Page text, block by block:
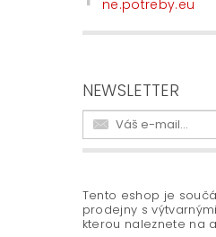
ne.potreby.eu
NEWSLETTER
Tento eshop je
prodejny s
kterou naleznete na